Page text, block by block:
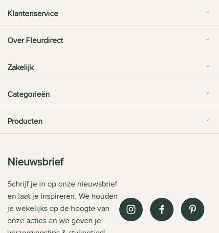
Klantenservice
Over Fleurdirect
Zakelijk
Categorieën
Producten
Nieuwsbrief
Schrijf je in op onze nieuwsbrief
en laat je inspireren. We houden
je wekelijks op de hoogte van
onze acties en we geven je